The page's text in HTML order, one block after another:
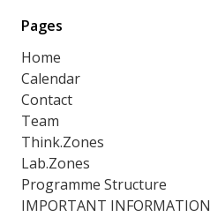
Pages
Home
Calendar
Contact
Team
Think.Zones
Lab.Zones
Programme Structure
IMPORTANT INFORMATION